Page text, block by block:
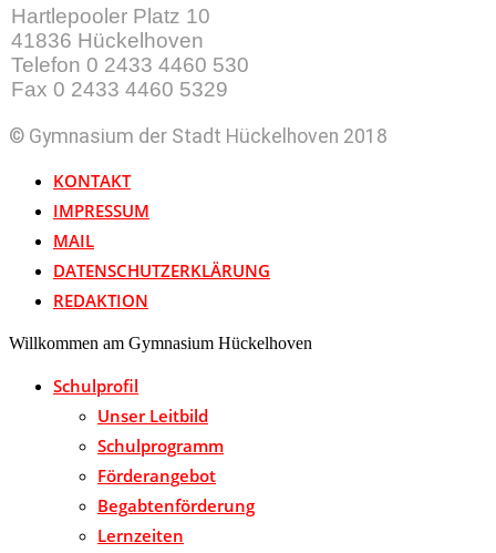
Hartlepooler Platz 10
41836 Hückelhoven
Telefon 0 2433 4460 530
Fax 0 2433 4460 5329
© Gymnasium der Stadt Hückelhoven 2018
KONTAKT
IMPRESSUM
MAIL
DATENSCHUTZERKLÄRUNG
REDAKTION
Willkommen am Gymnasium Hückelhoven
Schulprofil
Unser Leitbild
Schulprogramm
Förderangebot
Begabtenförderung
Lernzeiten